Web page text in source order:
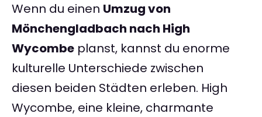
Wenn du einen Umzug von
Mönchengladbach nach High
Wycombe planst, kannst du enorme
kulturelle Unterschiede zwischen
diesen beiden Städten erleben. High
Wycombe, eine kleine, charmante